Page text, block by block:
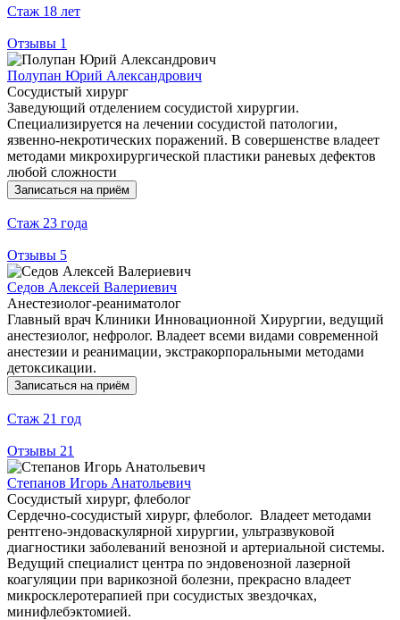
Стаж 18 лет
Отзывы 1
Полупан Юрий Александрович
Сосудистый хирург
Заведующий отделением сосудистой хирургии.
Специализируется на лечении сосудистой патологии,
язвенно-некротических поражений. В совершенстве владеет
методами микрохирургической пластики раневых дефектов
любой сложности
Записаться на приём
Стаж 23 года
Отзывы 5
Седов Алексей Валериевич
Анестезиолог-реаниматолог
Главный врач Клиники Инновационной Хирургии, ведущий
анестезиолог, нефролог. Владеет всеми видами современной
анестезии и реанимации, экстракорпоральными методами
детоксикации.
Записаться на приём
Стаж 21 год
Отзывы 21
Степанов Игорь Анатольевич
Сосудистый хирург, флеболог
Сердечно-сосудистый хирург, флеболог. Владеет методами
рентгено-эндоваскулярной хирургии, ультразвуковой
диагностики заболеваний венозной и артериальной системы.
Ведущий специалист центра по эндовенозной лазерной
коагуляции при варикозной болезни, прекрасно владеет
микросклеротерапией при сосудистых звездочках,
минифлебэктомией.